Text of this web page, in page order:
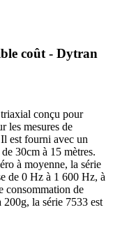
coût - Dytran
conçu pour
les mesures de
est fourni avec un
30cm à 15 mètres.
à moyenne, la série
de 0 Hz à 1 600 Hz, à
consommation de
la série 7533 est